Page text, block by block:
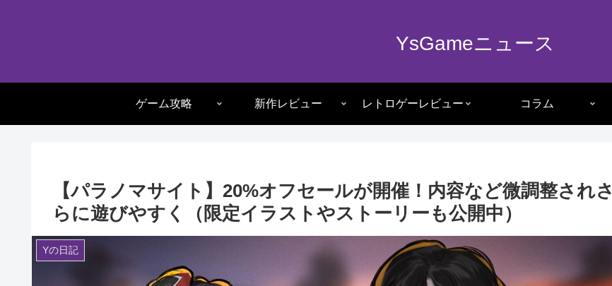
YsGameニュース
ゲーム攻略 新作レビュー レトロゲーレビュー コラム
【パラノマサイト】20%オフセールが開催！内容など微調整されさ
らに遊びやすく（限定イラストやストーリーも公開中）
Yの日記